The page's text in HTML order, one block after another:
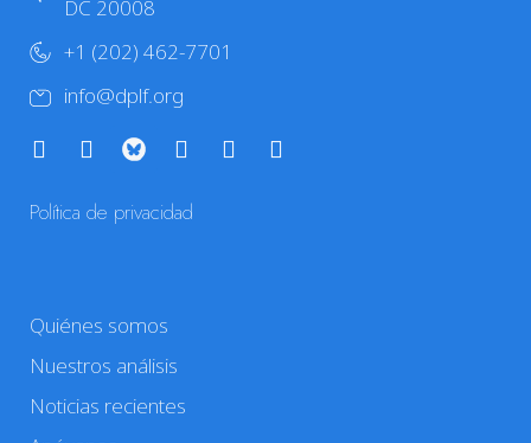
DC 20008
+1 (202) 462-7701
info@dplf.org
Política de privacidad
Quiénes somos
Nuestros análisis
Noticias recientes